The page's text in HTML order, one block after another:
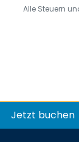
Alle Steuern
Jetzt buchen